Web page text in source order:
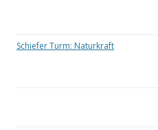
Schiefer Turm: Naturkraft